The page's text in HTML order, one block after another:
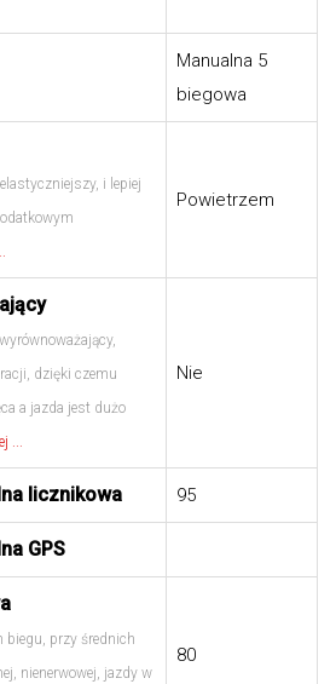
Manualna 5
biegowa
i lepiej
Powietrzem
dzięki czemu
a jazda jest dużo
...
Nie
licznikowa 95
GPS
biegu, przy średnich
nienerwowej, jazdy w
80